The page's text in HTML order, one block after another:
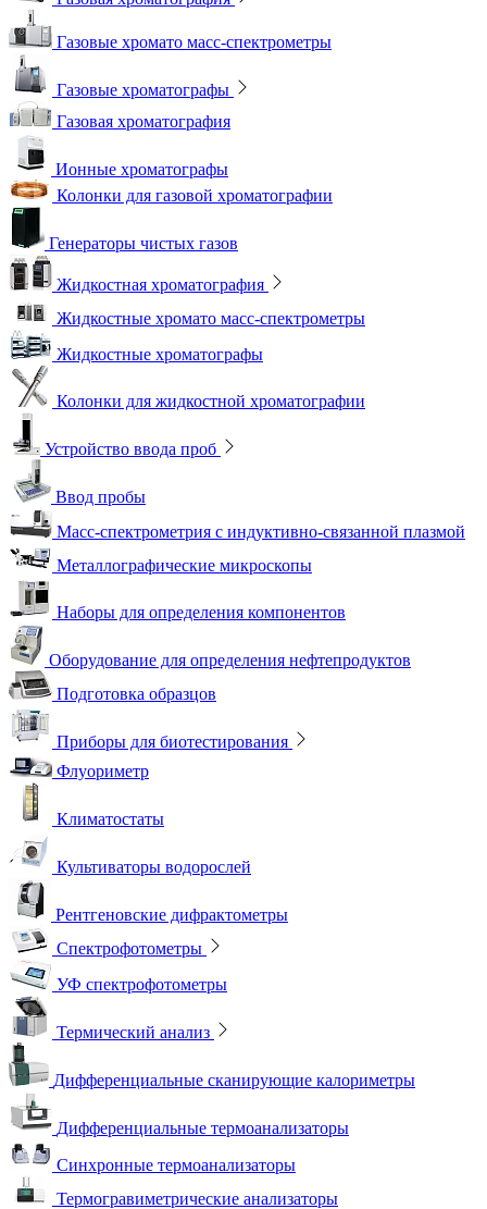
Газовые хромато масс-спектрометры
Газовые хроматографы
Газовая хроматография
Ионные хроматографы
Колонки для газовой хроматографии
Генераторы чистых газов
Жидкостная хроматография
Жидкостные хромато масс-спектрометры
Жидкостные хроматографы
Колонки для жидкостной хроматографии
Устройство ввода проб
Ввод пробы
Масс-спектрометрия с индуктивно-связанной плазмой
Металлографические микроскопы
Наборы для определения компонентов
Оборудование для определения нефтепродуктов
Подготовка образцов
Приборы для биотестирования
Флуориметр
Климатостаты
Культиваторы водорослей
Рентгеновские дифрактометры
Спектрофотометры
УФ спектрофотометры
Термический анализ
Дифференциальные сканирующие калориметры
Дифференциальные термоанализаторы
Синхронные термоанализаторы
Термогравиметрические анализаторы